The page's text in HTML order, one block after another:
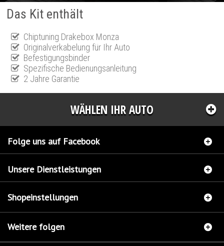
Das Kit enthält
Chiptuning Drakebox Monza
Originalverkabelung für Ihr Auto
Befestigungsbinder
Spezifische Bedienungsanleitung
2 Jahre Garantie
WÄHLEN IHR AUTO
Folge uns auf Facebook
Unsere Dienstleistungen
Shopeinstellungen
Weitere folgen